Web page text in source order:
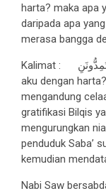
harta? maka apa
daripada apa
merasa bangga
Kalimat : أَتُمِدُّونَنِ (Apakah patut bagi kamu menolong
aku dengan
mengandung
gratifikasi Bilqis
mengurungkan
penduduk Saba’
kemudian
Nabi Saw